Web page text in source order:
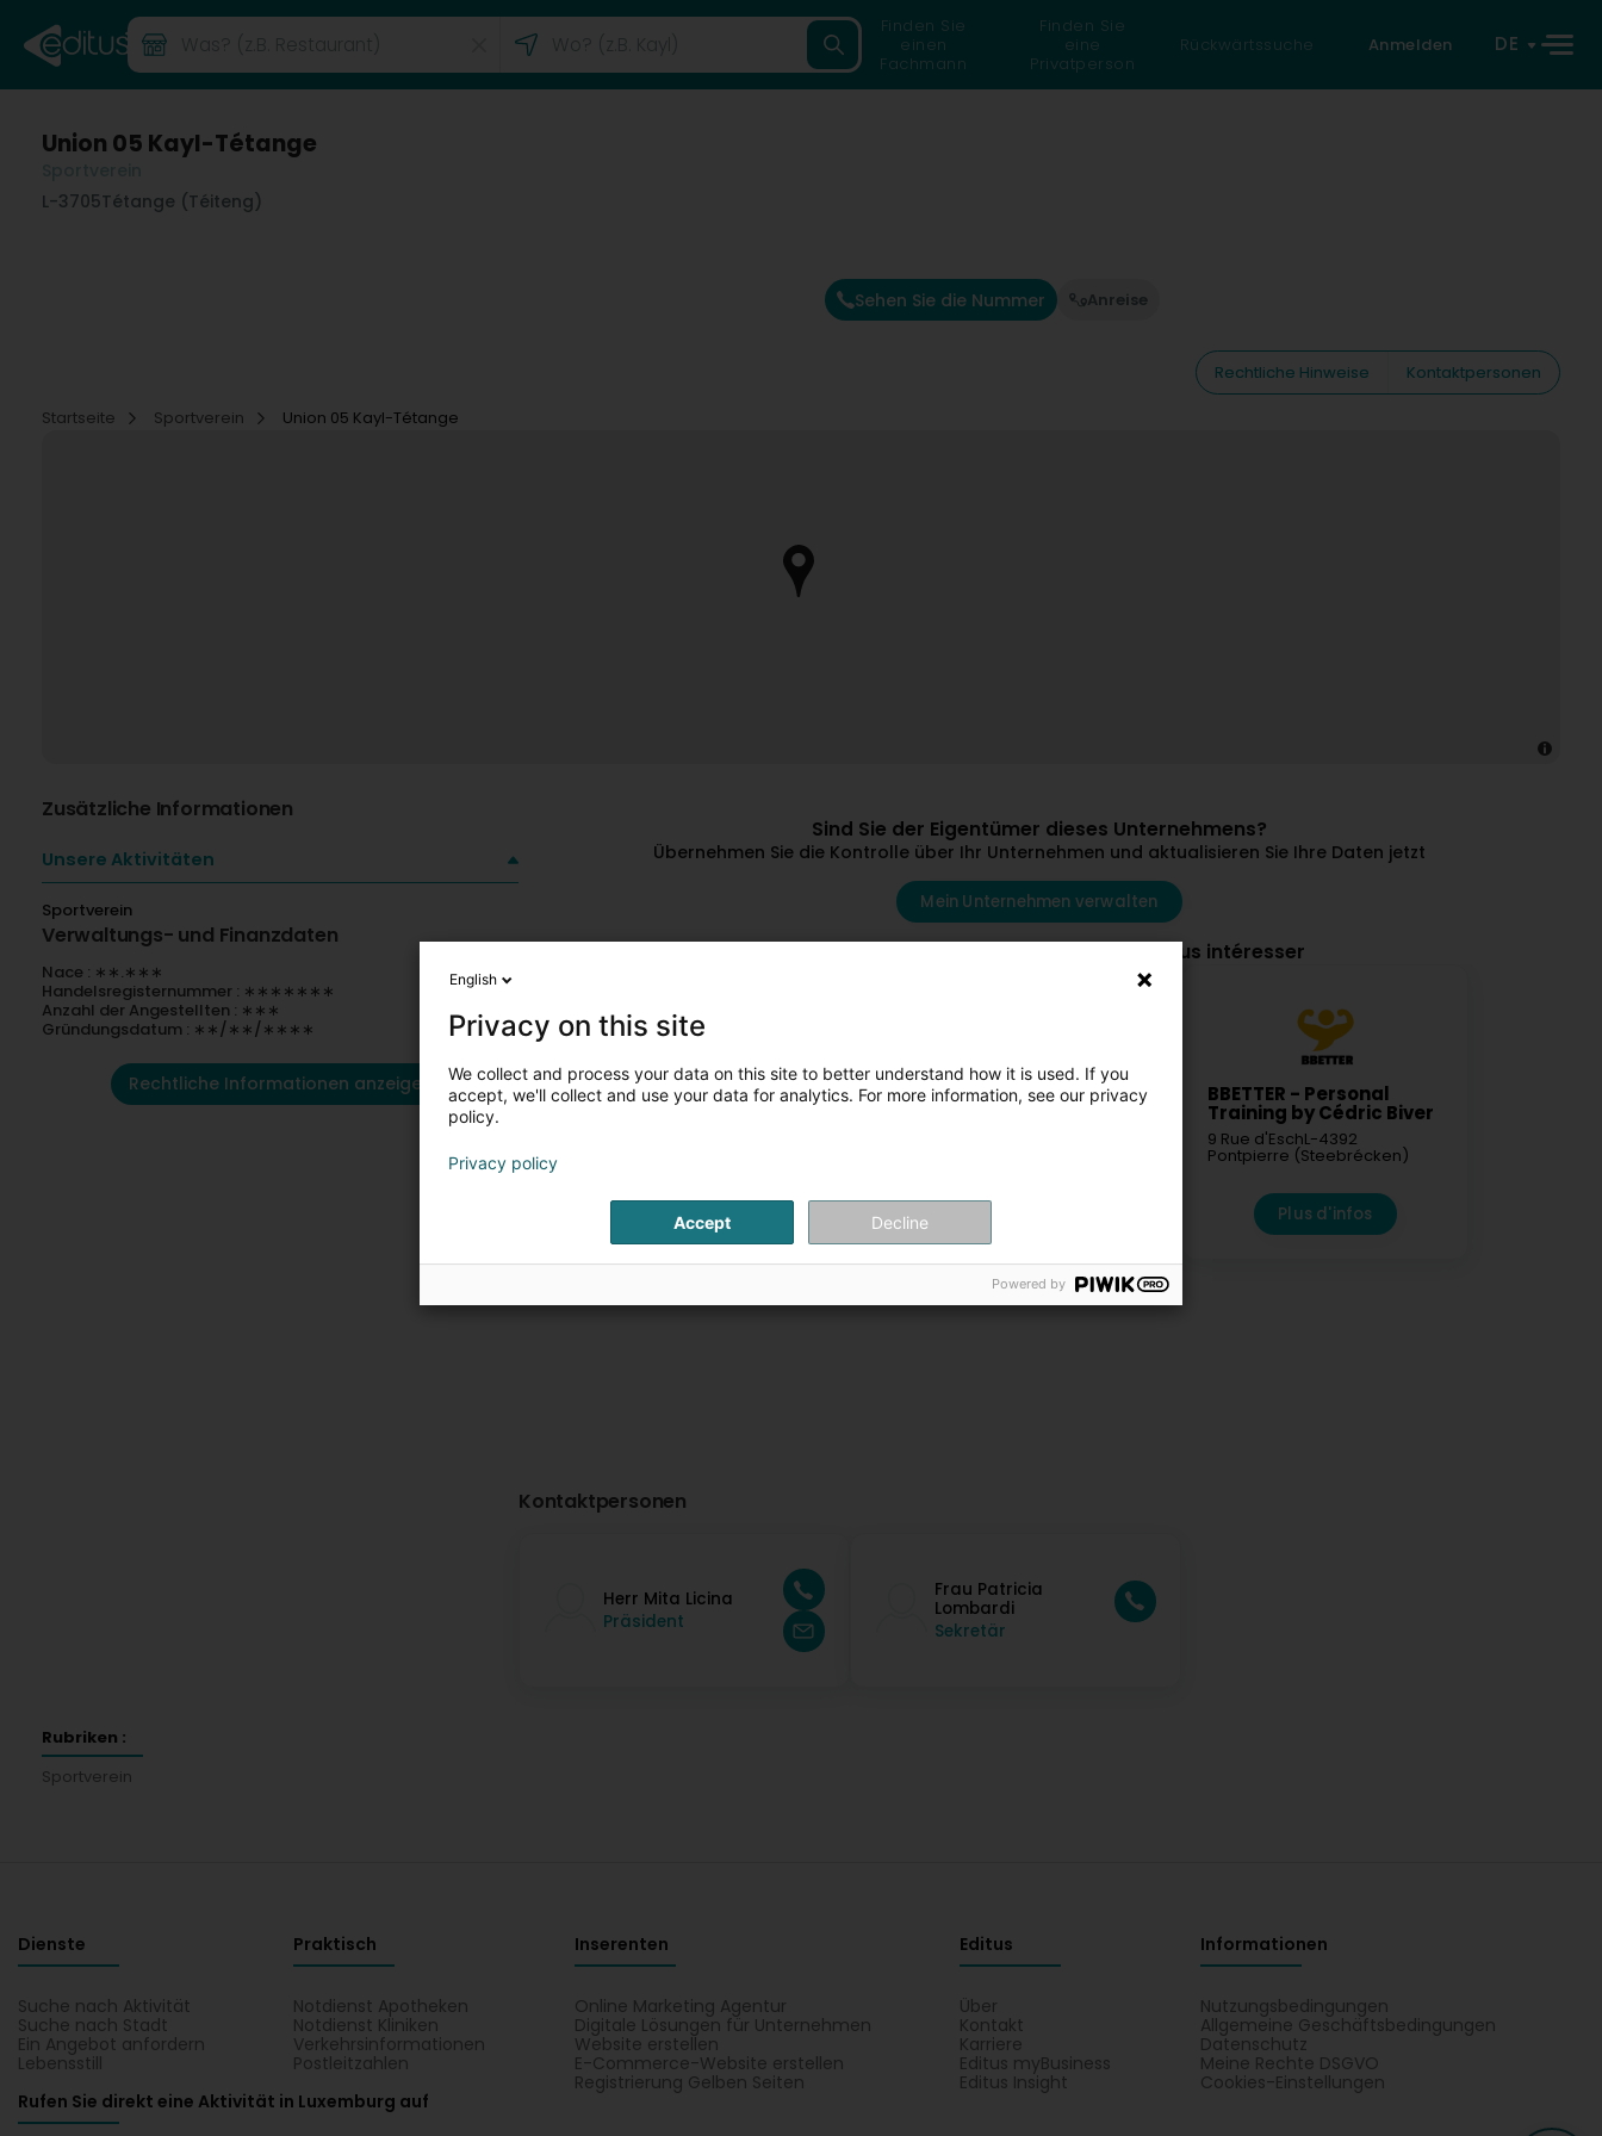
Finden Sie
einen
Fachmann
Finden Sie
eine
Privatperson
Rückwärtssuche Anmelden DE
Union 05 Kayl-Tétange
L-3705Tétange (Téiteng)
Sehen Sie die Nummer Anreise
Rechtliche Hinweise
Kontaktpersonen
Startseite
Sportverein Union 05 Kayl-Tétange
Zusätzliche Informationen
Unsere Aktivitäten
Sportverein
Verwaltungs- und Finanzdaten
Nace : ∗∗.∗∗∗
Handelsregisternummer : ∗∗∗∗∗∗∗
Anzahl der Angestellten : ∗∗∗
Gründungsdatum : ∗∗/∗∗/∗∗∗∗
Rechtliche Informationen anzeigen
Sind Sie der Eigentümer dieses Unternehmens?
Übernehmen Sie die Kontrolle über Ihr Unternehmen und aktualisieren Sie Ihre Daten jetzt
Mein Unternehmen verwalten
D'autres professionnels qui pourraient vous intéresser
The Little Gym Esch-
sur-Alzette
Plus d'infos
AMPOWERFIT BBETTER - Personal
Training by Cédric Biver
9 Rue d'EschL-4392
Pontpierre (Steebrécken)
Plus d'infos
Kontaktpersonen
Herr Mita Licina
Präsident
Frau Patricia
Lombardi
Sekretär
Rubriken :
Sportverein
Dienste
Suche nach Aktivität
Suche nach Stadt
Ein Angebot anfordern
Lebensstill
Praktisch
Notdienst Apotheken
Notdienst Kliniken
Verkehrsinformationen
Postleitzahlen
Inserenten
Online Marketing Agentur
Digitale Lösungen für Unternehmen
Website erstellen
E-Commerce-Website erstellen
Registrierung Gelben Seiten
Editus
Über
Kontakt
Karriere
Editus myBusiness
Editus Insight
Informationen
Nutzungsbedingungen
Allgemeine Geschäftsbedingungen
Datenschutz
Meine Rechte DSGVO
Cookies-Einstellungen
Rufen Sie direkt eine Aktivität in Luxemburg auf
English
Privacy on this site
We collect and process your data on this site to better understand how it is used. If you
accept, we'll collect and use your data for analytics. For more information, see our privacy
policy.
Privacy policy
Accept Decline
Powered by